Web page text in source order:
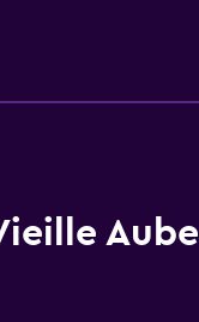
ubicada en la
hipoalergénica